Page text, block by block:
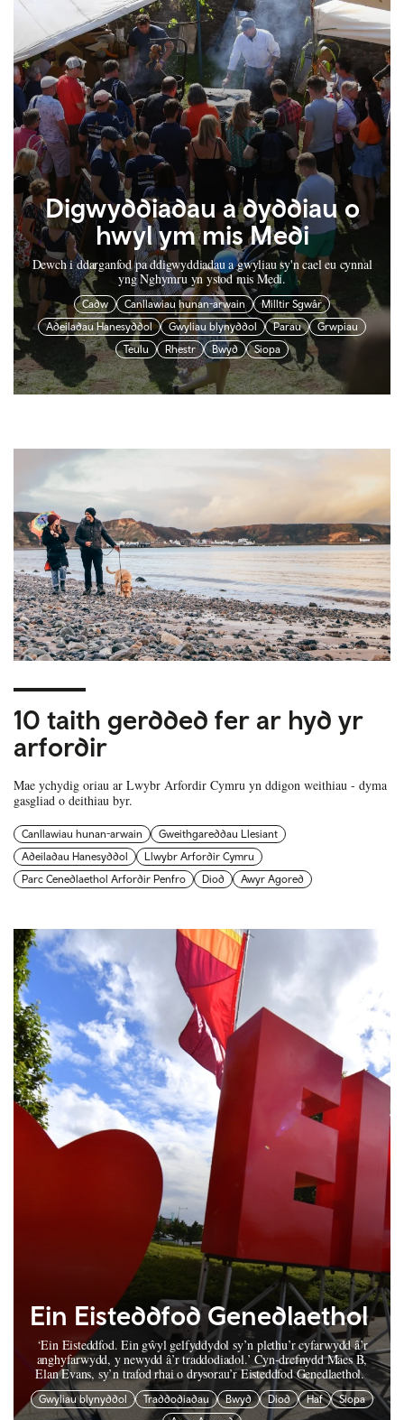
Digwyddiadau a dyddiau o
hwyl ym mis Medi
Dewch i ddarganfod pa ddigwyddiadau a gwyliau sy'n cael eu cynnal
yng Nghymru yn ystod mis Medi.
Cadw Canllawiau hunan-arwain
Milltir Sgwâr
Adeiladau Hanesyddol
Gwyliau blynyddol Parau
Grwpiau
Teulu
Rhestr Bwyd Siopa
10 taith gerdded fer ar hyd yr
arfordir
Mae ychydig oriau ar Lwybr Arfordir Cymru yn ddigon weithiau - dyma
gasgliad o deithiau byr.
Canllawiau hunan-arwain
Gweithgareddau Llesiant
Adeiladau Hanesyddol
Llwybr Arfordir Cymru
Parc Cenedlaethol Arfordir Penfro
Diod Awyr Agored
Ein Eisteddfod Genedlaethol
‘Ein Eisteddfod. Ein gŵyl gelfyddydol sy’n plethu’r cyfarwydd â’r
anghyfarwydd, y newydd â’r traddodiadol.’ Cyn-drefnydd Maes B,
Elan Evans, sy’n trafod rhai o drysorau’r Eisteddfod Genedlaethol.
Gwyliau blynyddol Traddodiadau Bwyd Diod Haf
Siopa